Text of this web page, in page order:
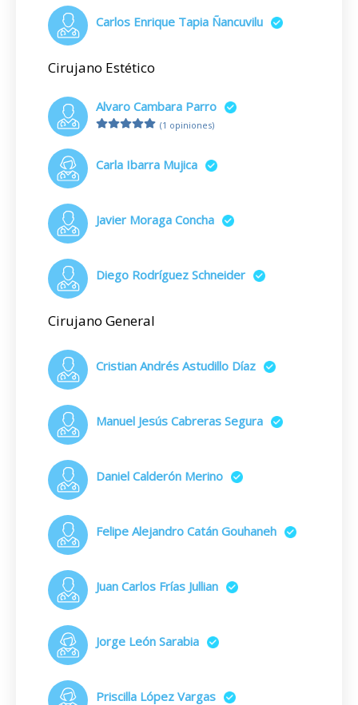
Carlos Enrique Tapia Ñancuvilu
Cirujano Estético
Alvaro Cambara Parro
(1 opiniones)
Carla Ibarra Mujica
Javier Moraga Concha
Diego Rodríguez Schneider
Cirujano General
Cristian Andrés Astudillo Díaz
Manuel Jesús Cabreras Segura
Daniel Calderón Merino
Felipe Alejandro Catán Gouhaneh
Juan Carlos Frías Jullian
Jorge León Sarabia
Priscilla López Vargas